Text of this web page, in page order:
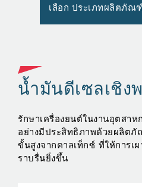
เลือก ประเภทผลิตภัณ
น้ำมันดีเซลเชิง
รักษาเครื่องยนต์ในงานอุตสา
อย่างมีประสิทธิภาพด้วยผลิต
ขั้นสูงจากคาลเท็กซ์ ที่ให้การเ
ราบรื่นยิ่งขึ้น